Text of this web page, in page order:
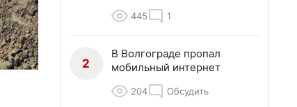
445 1
2
В Волгограде пропал
мобильный интернет
204 Обсудить